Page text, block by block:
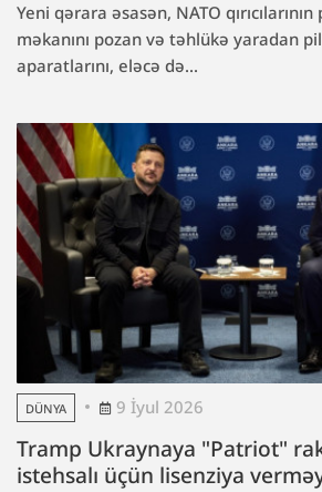
Yeni qərara əsasən, NATO
məkanını pozan və təhlükə yaradan
aparatlarını, eləcə də...
DÜNYA 9 İyul 2026
Tramp Ukraynaya "Patriot"
istehsalı üçün lisenziya